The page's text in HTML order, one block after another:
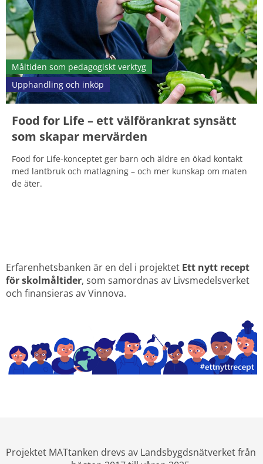
Måltiden som pedagogiskt verktyg
Upphandling och inköp
Food for Life – ett välförankrat synsätt
som skapar mervärden
Food for Life-konceptet ger barn och äldre en ökad kontakt
med lantbruk och matlagning – och mer kunskap om maten
de äter.
Erfarenhetsbanken är en del i projektet Ett nytt recept
för skolmåltider, som samordnas av Livsmedelsverket
och finansieras av Vinnova.
Projektet MATtanken drevs av Landsbygdsnätverket från